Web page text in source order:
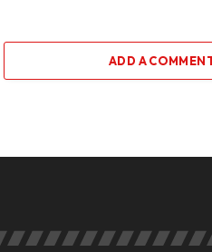
ADD A